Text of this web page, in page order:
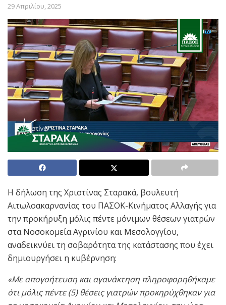
29 Απριλίου, 2025
Η δήλωση της Χριστίνας Σταρακά, βουλευτή
Αιτωλοακαρνανίας του ΠΑΣΟΚ-Κινήματος Αλλαγής για
την προκήρυξη μόλις πέντε μόνιμων θέσεων γιατρών
στα Νοσοκομεία Αγρινίου και Μεσολογγίου,
αναδεικνύει τη σοβαρότητα της κατάστασης που έχει
δημιουργήσει η κυβέρνηση:
«Με απογοήτευση και αγανάκτηση πληροφορηθήκαμε
ότι μόλις πέντε (5) θέσεις γιατρών προκηρύχθηκαν για